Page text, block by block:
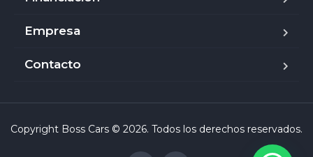
Empresa
Contacto
Copyright Boss Cars © 2026. Todos los derechos reservados.